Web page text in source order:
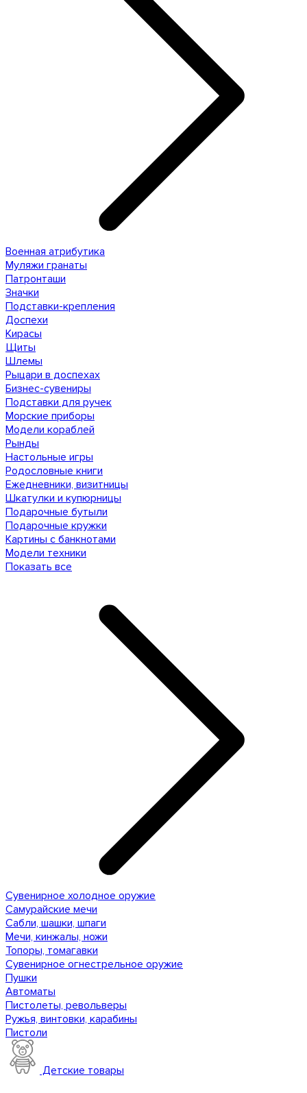
Военная атрибутика
Муляжи гранаты
Патронташи
Значки
Подставки-крепления
Доспехи
Кирасы
Щиты
Шлемы
Рыцари в доспехах
Бизнес-сувениры
Подставки для ручек
Морские приборы
Модели кораблей
Рынды
Настольные игры
Родословные книги
Ежедневники, визитницы
Шкатулки и купюрницы
Подарочные бутыли
Подарочные кружки
Картины с банкнотами
Модели техники
Показать все
Сувенирное холодное оружие
Самурайские мечи
Сабли, шашки, шпаги
Мечи, кинжалы, ножи
Топоры, томагавки
Сувенирное огнестрельное оружие
Пушки
Автоматы
Пистолеты, револьверы
Ружья, винтовки, карабины
Пистоли
Детские товары